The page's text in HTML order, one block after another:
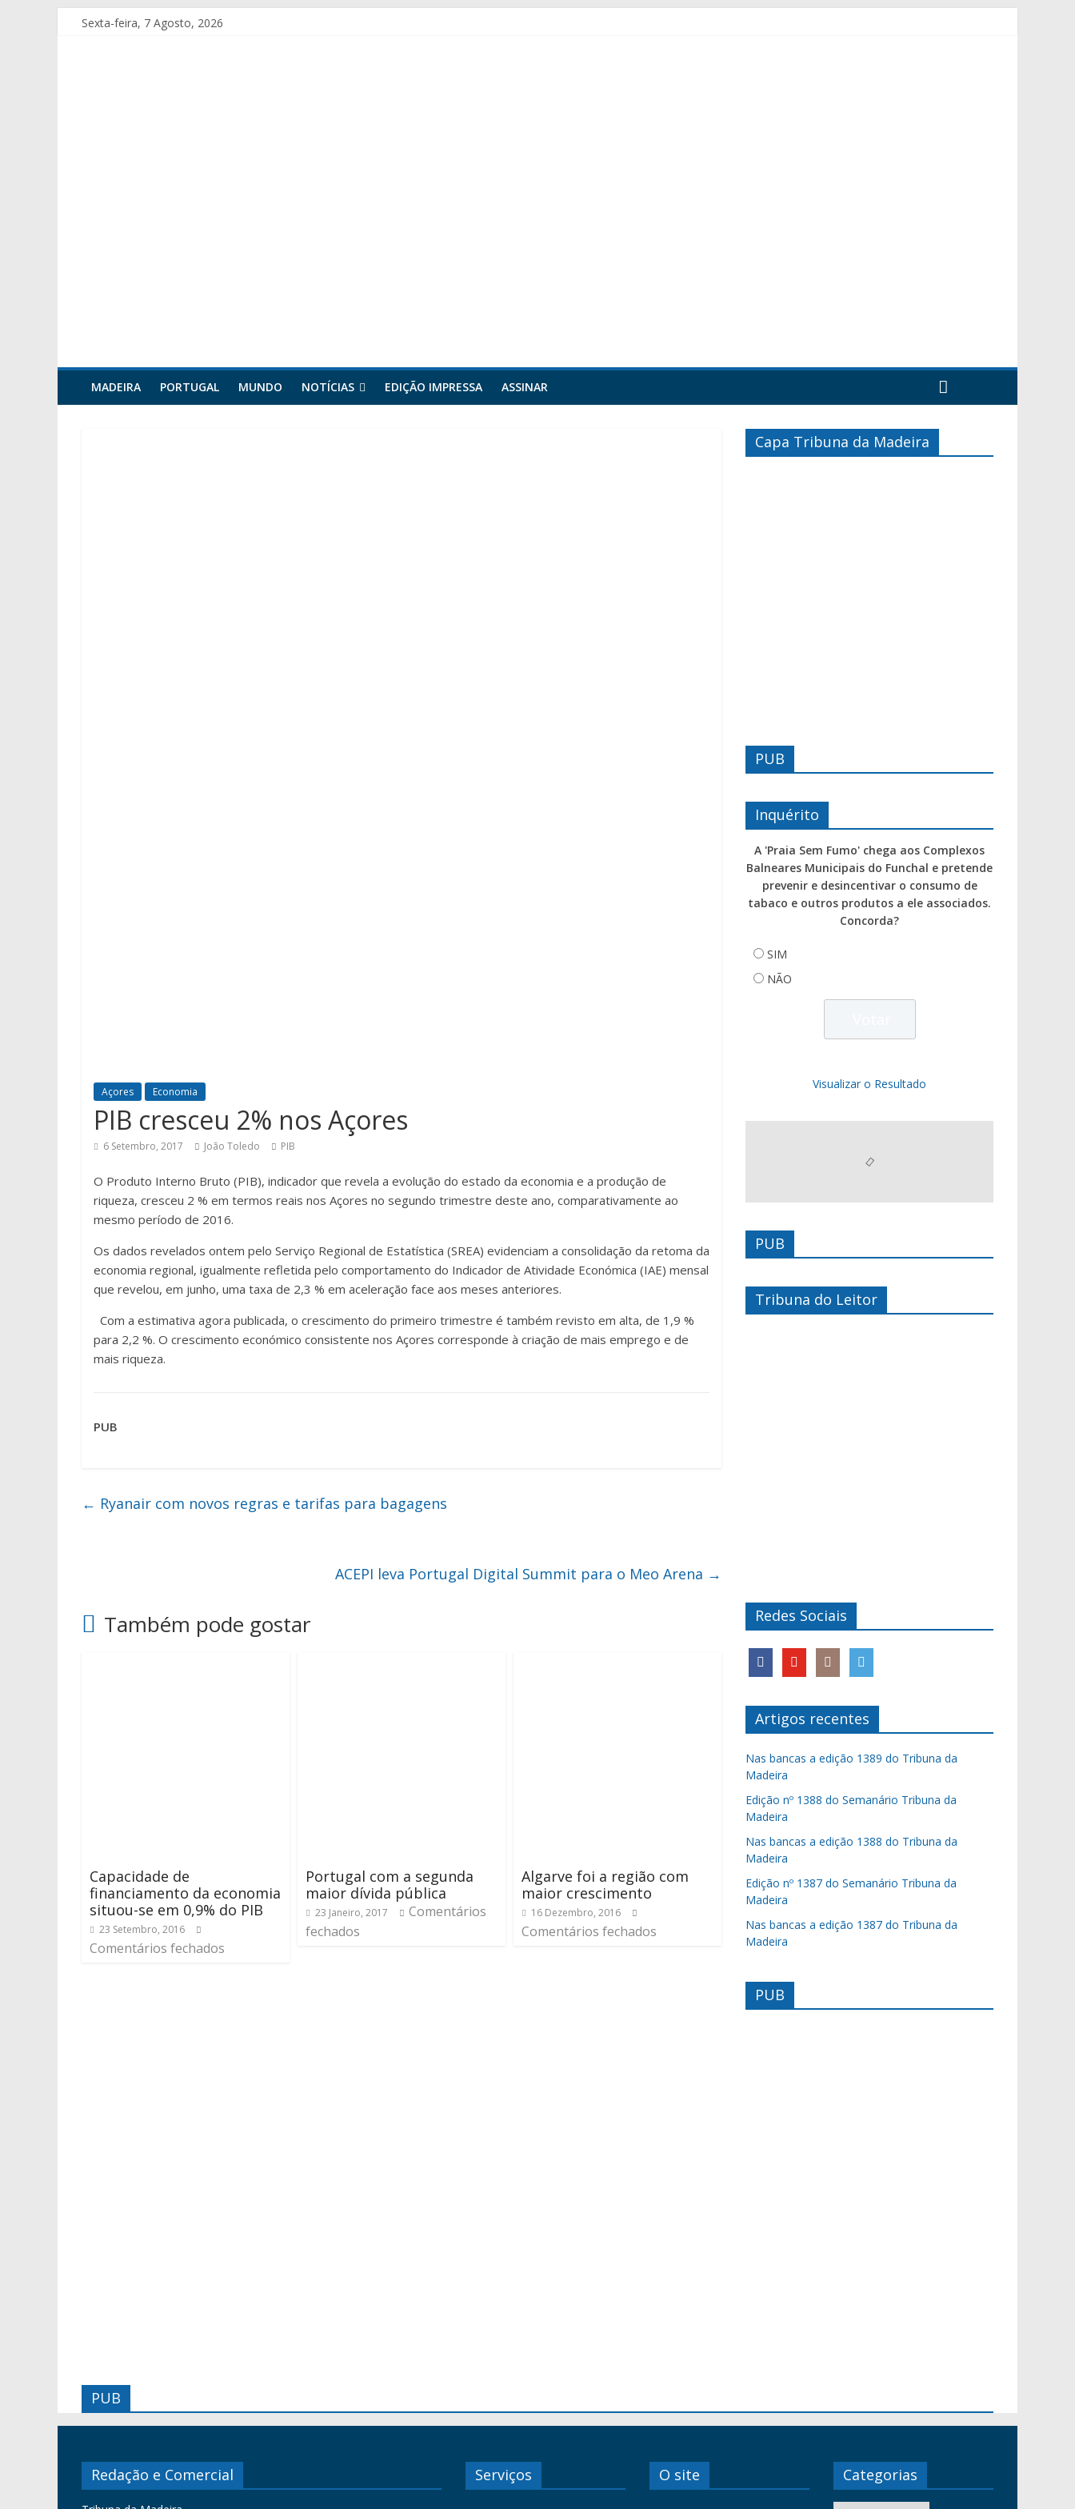
Sexta-feira, 7 Agosto, 2026
MADEIRA PORTUGAL MUNDO NOTÍCIAS EDIÇÃO IMPRESSA ASSINAR
Açores Economia
PIB cresceu 2% nos Açores
6 Setembro, 2017 João Toledo PIB
O Produto Interno Bruto (PIB), indicador que revela a evolução do estado da economia e a produção de
riqueza, cresceu 2 % em termos reais nos Açores no segundo trimestre deste ano, comparativamente ao
mesmo período de 2016.
Os dados revelados ontem pelo Serviço Regional de Estatística (SREA) evidenciam a consolidação da retoma da
economia regional, igualmente refletida pelo comportamento do Indicador de Atividade Económica (IAE) mensal
que revelou, em junho, uma taxa de 2,3 % em aceleração face aos meses anteriores.
Com a estimativa agora publicada, o crescimento do primeiro trimestre é também revisto em alta, de 1,9 %
para 2,2 %. O crescimento económico consistente nos Açores corresponde à criação de mais emprego e de
mais riqueza.
PUB
← Ryanair com novos regras e tarifas para bagagens
ACEPI leva Portugal Digital Summit para o Meo Arena →
Também pode gostar
Capacidade de
financiamento da economia
situou-se em 0,9% do PIB
23 Setembro, 2016
Comentários fechados
Portugal com a segunda
maior dívida pública
23 Janeiro, 2017
Comentários
fechados
Algarve foi a região com
maior crescimento
16 Dezembro, 2016
Comentários fechados
Capa Tribuna da Madeira
PUB
Inquérito
A 'Praia Sem Fumo' chega aos Complexos
Balneares Municipais do Funchal e pretende
prevenir e desincentivar o consumo de
tabaco e outros produtos a ele associados.
Concorda?
SIM
NÃO
Visualizar o Resultado
PUB
Tribuna do Leitor
Redes Sociais
Artigos recentes
Nas bancas a edição 1389 do Tribuna da
Madeira
Edição nº 1388 do Semanário Tribuna da
Madeira
Nas bancas a edição 1388 do Tribuna da
Madeira
Edição nº 1387 do Semanário Tribuna da
Madeira
Nas bancas a edição 1387 do Tribuna da
Madeira
PUB
PUB
Redação e Comercial Serviços O site Categorias